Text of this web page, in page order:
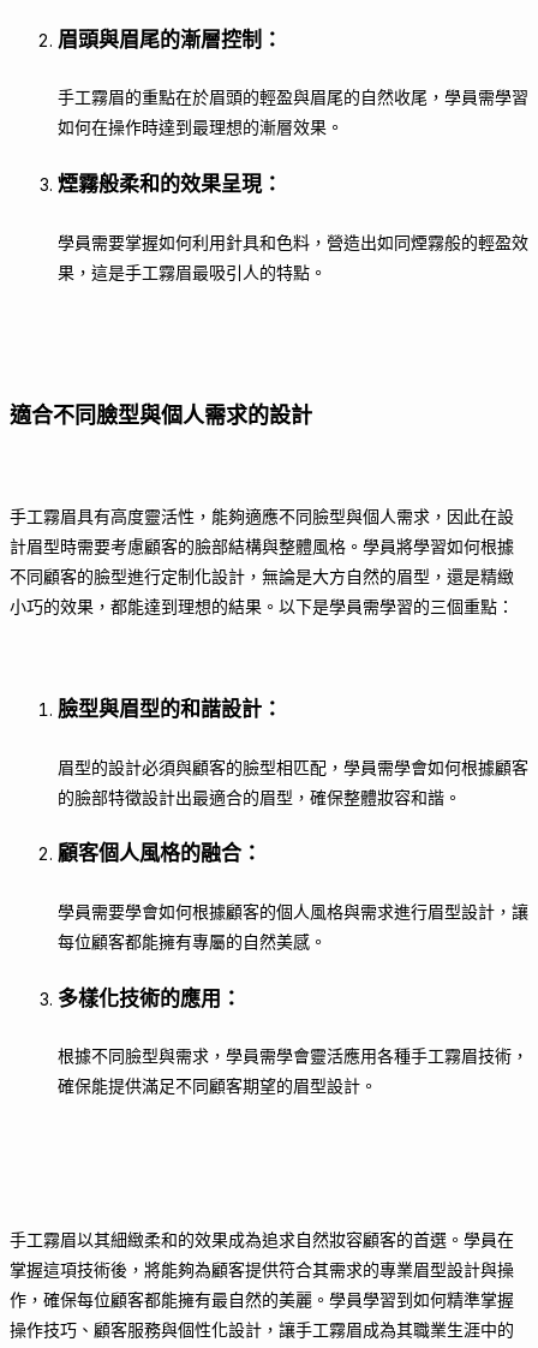
眉頭與眉尾的漸層控制 ：
手工霧眉的重點在於眉頭的輕盈與眉尾的自然收尾，學員需學習
如何在操作時達到最理想的漸層效果。
煙霧般柔和的效果呈現：
學員需要掌握如何利用針具和色料，營造出如同煙霧般的輕盈效
果，這是手工霧眉最吸引人的特點。
適合不同臉型與個人需求的設計
手工霧眉具有高度靈活性，能夠適應不同臉型與個人需求，因此在設
計眉型時需要考慮顧客的臉部結構與整體風格。學員將學習如何根據
不同顧客的臉型進行定制化設計，無論是大方自然的眉型，還是精緻
小巧的效果，都能達到理想的結果。以下是學員需學習的三個重點：
臉型與眉型的和諧設計 ：
眉型的設計必須與顧客的臉型相匹配，學員需學會如何根據顧客
的臉部特徵設計出最適合的眉型，確保整體妝容和諧。
顧客個人風格的融合 ：
學員需要學會如何根據顧客的個人風格與需求進行眉型設計，讓
每位顧客都能擁有專屬的自然美感。
多樣化技術的應用 ：
根據不同臉型與需求，學員需學會靈活應用各種手工霧眉技術，
確保能提供滿足不同顧客期望的眉型設計。
手工霧眉以其細緻柔和的效果成為追求自然妝容顧客的首選。學員在
掌握這項技術後，將能夠為顧客提供符合其需求的專業眉型設計與操
作，確保每位顧客都能擁有最自然的美麗。學員學習到如何精準掌握
操作技巧、顧客服務與個性化設計，讓手工霧眉成為其職業生涯中的